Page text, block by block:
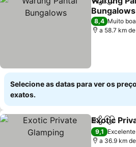
Partilhar
Bungalows
8,4 Muito boa
a 58.7 km
Selecione as datas para ver os
exatos.
Partilhar
Exotic
9,1 Excelente
a 36.9 km